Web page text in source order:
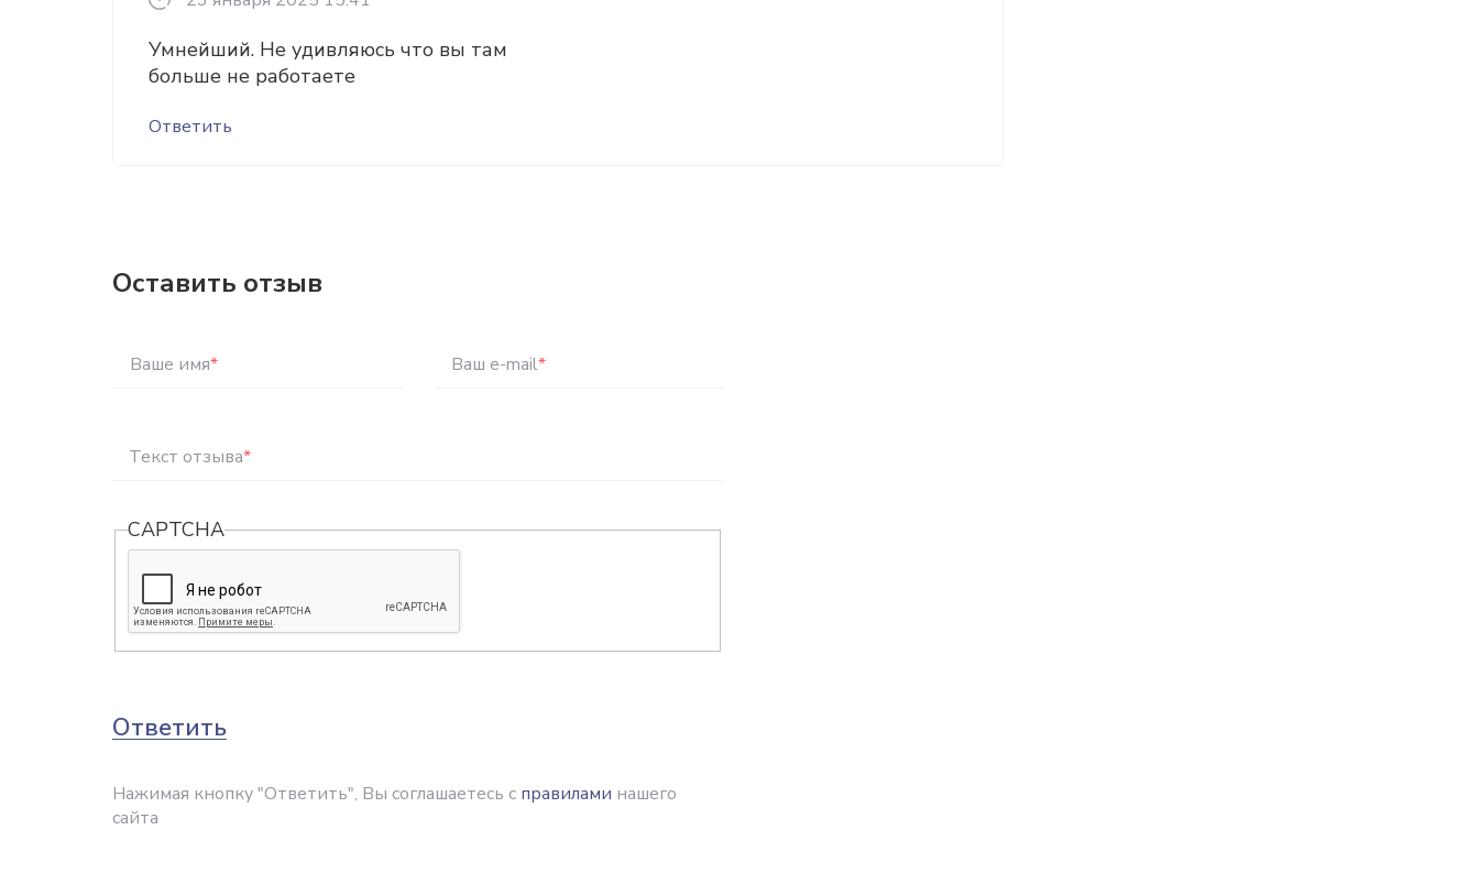
Умнейший. Не удивляюсь что вы там
больше не работаете
Ответить
Оставить отзыв
Ваше имя* Ваш e-mail*
Текст отзыва*
CAPTCHA
Ответить
Нажимая кнопку "Ответить", Вы соглашаетесь с правилами нашего
сайта